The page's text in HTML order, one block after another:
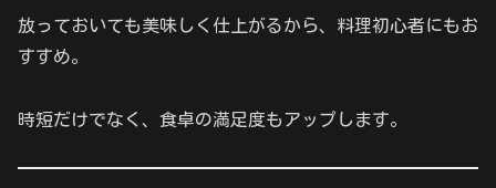
放っておいても美味しく仕上がるから、料理初心者にもお
すすめ。
時短だけでなく、食卓の満足度もアップします。